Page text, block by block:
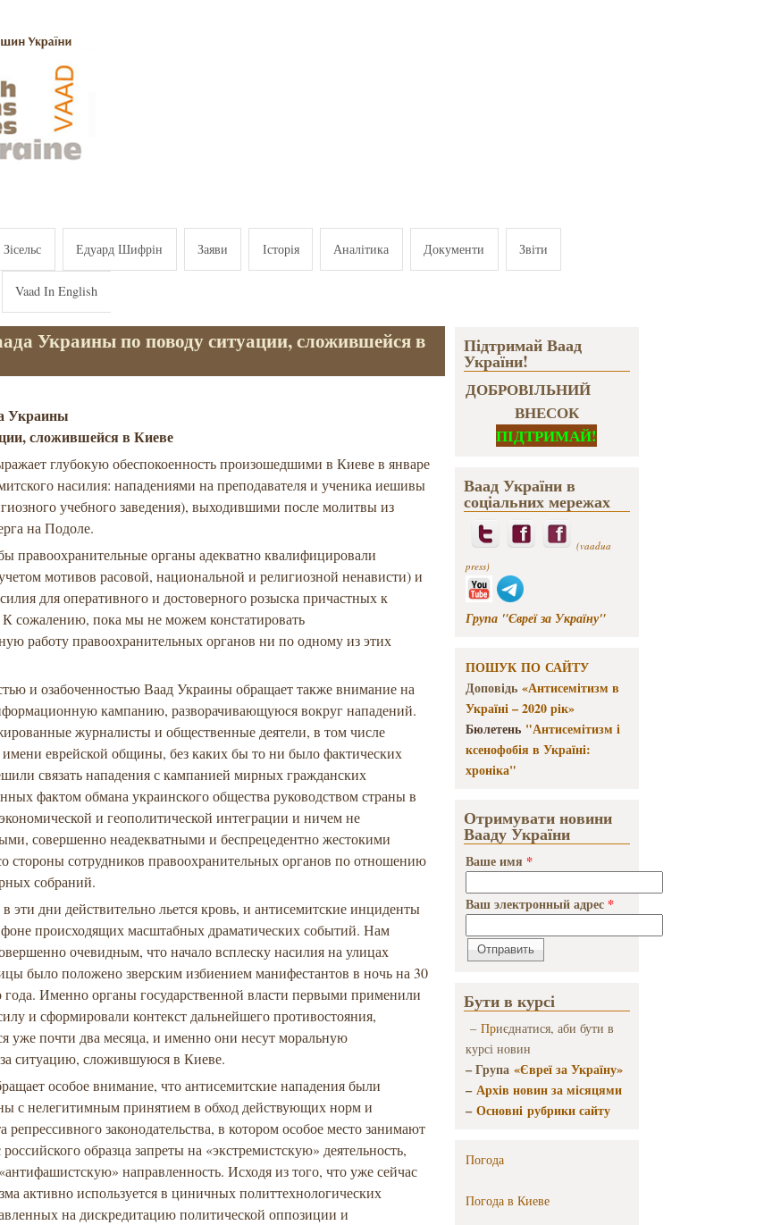
Едуард Шифрін Заяви Історія Аналітика Документи Звіти
Vaad In English
Украины по поводу ситуации, сложившейся в
Украины
сложившейся в Киеве
глубокую обеспокоенность произошедшими в Киеве в январе
насилия: нападениями на преподавателя и ученика иешивы
учебного заведения), выходившими после молитвы из
на Подоле.
правоохранительные органы адекватно квалифицировали
мотивов расовой, национальной и религиозной ненависти) и
для оперативного и достоверного розыска причастных к
сожалению, пока мы не можем констатировать
работу правоохранительных органов ни по одному из этих
и озабоченностью Ваад Украины обращает также внимание на
кампанию, разворачивающуюся вокруг нападений.
журналисты и общественные деятели, в том числе
еврейской общины, без каких бы то ни было фактических
связать нападения с кампанией мирных гражданских
фактом обмана украинского общества руководством страны в
и геополитической интеграции и ничем не
совершенно неадекватными и беспрецедентно жестокими
стороны сотрудников правоохранительных органов по отношению
собраний.
эти дни действительно льется кровь, и антисемитские инциденты
происходящих масштабных драматических событий. Нам
очевидным, что начало всплеску насилия на улицах
было положено зверским избиением манифестантов в ночь на 30
года. Именно органы государственной власти первыми применили
и сформировали контекст дальнейшего противостояния,
уже почти два месяца, и именно они несут моральную
за ситуацию, сложившуюся в Киеве.
особое внимание, что антисемитские нападения были
с нелегитимным принятием в обход действующих норм и
репрессивного законодательства, в котором особое место занимают
образца запреты на «экстремистскую» деятельность,
направленность. Исходя из того, что уже сейчас
активно используется в циничных политтехнологических
на дискредитацию политической оппозиции и
Підтримай Ваад
України!
ДОБРОВІЛЬНИЙ
ВНЕСОК
ПІДТРИМАЙ!
Ваад України в
соціальних мережах
(vaadua
press)
Група "Євреї за Україну"
ПОШУК ПО САЙТУ
Доповідь «Антисемітизм в
Україні – 2020 рік»
Бюлетень "Антисемітизм і
ксенофобія в Україні:
хроніка"
Отримувати новини
Вааду України
Ваше имя *
Ваш электронный адрес *
Бути в курсі
– Приєднатися, аби бути в
курсі новин
– Група «Євреї за Україну»
–Архів новин за місяцями
–Основні рубрики сайту
Погода
Погода в Киеве